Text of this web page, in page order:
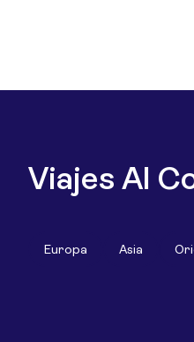
Viajes Al
Europa Asia